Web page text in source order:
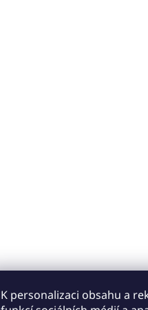
K personalizaci obsahu a